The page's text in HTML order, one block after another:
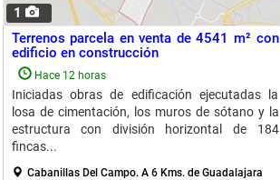
1
Terrenos parcela en venta de 4541 m² con
edificio en construcción
Hace 12 horas
Iniciadas obras de edificación ejecutadas la
losa de cimentación, los muros de sótano y la
estructura con división horizontal de 184
fincas...
Cabanillas Del Campo. A 6 Kms. de Guadalajara